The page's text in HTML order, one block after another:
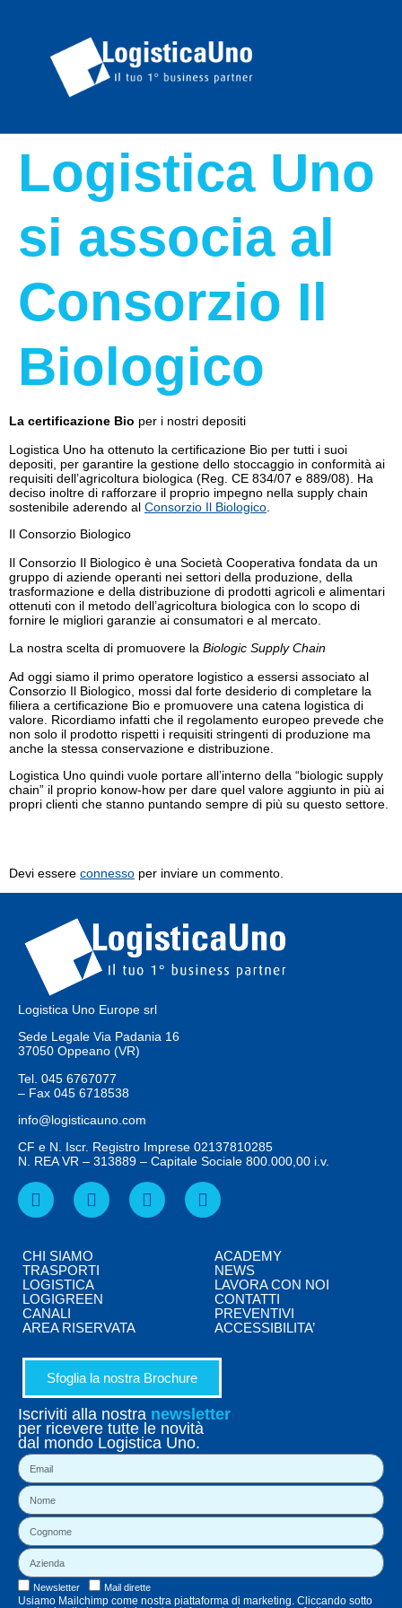
Logistica Uno
si associa al
Consorzio Il
Biologico
La certificazione Bio per i nostri depositi
Logistica Uno ha ottenuto la certificazione Bio per tutti i suoi
depositi, per garantire la gestione dello stoccaggio in conformità ai
requisiti dell’agricoltura biologica (Reg. CE 834/07 e 889/08). Ha
deciso inoltre di rafforzare il proprio impegno nella supply chain
sostenibile aderendo al Consorzio Il Biologico
Il Consorzio Biologico
Il Consorzio Il Biologico è una Società Cooperativa fondata da un
gruppo di aziende operanti nei settori della produzione, della
trasformazione e della distribuzione di prodotti agricoli e alimentari
ottenuti con il metodo dell’agricoltura biologica con lo scopo di
fornire le migliori garanzie ai consumatori e al mercato.
La nostra scelta di promuovere la Biologic Supply Chain
Ad oggi siamo il primo operatore logistico a essersi associato al
Consorzio Il Biologico, mossi dal forte desiderio di completare la
filiera a certificazione Bio e promuovere una catena logistica di
valore. Ricordiamo infatti che il regolamento europeo prevede che
non solo il prodotto rispetti i requisiti stringenti di produzione ma
anche la stessa conservazione e distribuzione.
Logistica Uno quindi vuole portare all’interno della “biologic supply
chain” il proprio konow-how per dare quel valore aggiunto in più ai
propri clienti che stanno puntando sempre di più su questo settore.
Devi essere connesso per inviare un commento.
Logistica Uno Europe srl
Sede Legale Via Padania 16
37050 Oppeano (VR)
Tel. 045 6767077
– Fax 045 6718538
info@logisticauno.com
CF e N. Iscr. Registro Imprese 02137810285
N. REA VR – 313889 – Capitale Sociale 800.000,00 i.v.
CHI SIAMO
TRASPORTI
LOGISTICA
LOGIGREEN
CANALI
AREA RISERVATA
Sfoglia la nostra Brochure
ACADEMY
NEWS
LAVORA CON NOI
CONTATTI
PREVENTIVI
ACCESSIBILITA’
Iscriviti alla nostra newsletter
per ricevere tutte le novità
dal mondo Logistica Uno.
Newsletter Mail dirette
Usiamo Mailchimp come nostra piattaforma di marketing. Cliccando sotto